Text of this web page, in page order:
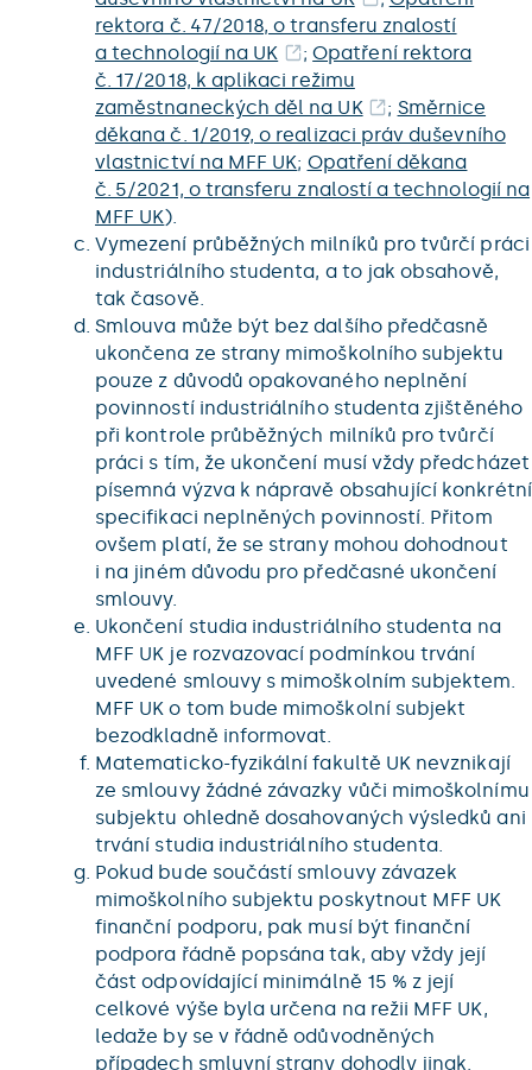
rektora č. 47/2018, o transferu znalostí
a technologií na UK
;Opatření rektora
č. 17/2018, k aplikaci režimu
zaměstnaneckých děl na UK
; Směrnice
děkana č. 1/2019, o realizaci práv duševního
vlastnictví na MFF UK; Opatření děkana
č. 5/2021, o transferu znalostí a technologií na
MFF UK).
Vymezení průběžných milníků pro tvůrčí práci
industriálního studenta, a to jak obsahově,
tak časově.
Smlouva může být bez dalšího předčasně
ukončena ze strany mimoškolního subjektu
pouze z důvodů opakovaného neplnění
povinností industriálního studenta zjištěného
při kontrole průběžných milníků pro tvůrčí
práci s tím, že ukončení musí vždy předcházet
písemná výzva k nápravě obsahující konkrétní
specifikaci neplněných povinností. Přitom
ovšem platí, že se strany mohou dohodnout
i na jiném důvodu pro předčasné ukončení
smlouvy.
Ukončení studia industriálního studenta na
MFF UK je rozvazovací podmínkou trvání
uvedené smlouvy s mimoškolním subjektem.
MFF UK o tom bude mimoškolní subjekt
bezodkladně informovat.
Matematicko-fyzikální fakultě UK nevznikají
ze smlouvy žádné závazky vůči mimoškolnímu
subjektu ohledně dosahovaných výsledků ani
trvání studia industriálního studenta.
Pokud bude součástí smlouvy závazek
mimoškolního subjektu poskytnout MFF UK
finanční podporu, pak musí být finanční
podpora řádně popsána tak, aby vždy její
část odpovídající minimálně 15 % z její
celkové výše byla určena na režii MFF UK,
ledaže by se v řádně odůvodněných
případech smluvní strany dohodly jinak.